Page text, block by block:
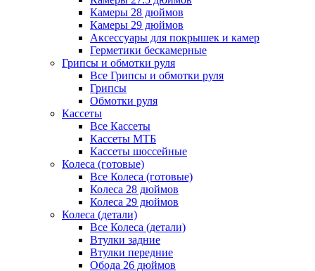
Камеры 28 дюймов
Камеры 29 дюймов
Аксессуары для покрышек и камер
Герметики бескамерные
Грипсы и обмотки руля
Все Грипсы и обмотки руля
Грипсы
Обмотки руля
Кассеты
Все Кассеты
Кассеты МТБ
Кассеты шоссейные
Колеса (готовые)
Все Колеса (готовые)
Колеса 28 дюймов
Колеса 29 дюймов
Колеса (детали)
Все Колеса (детали)
Втулки задние
Втулки передние
Обода 26 дюймов